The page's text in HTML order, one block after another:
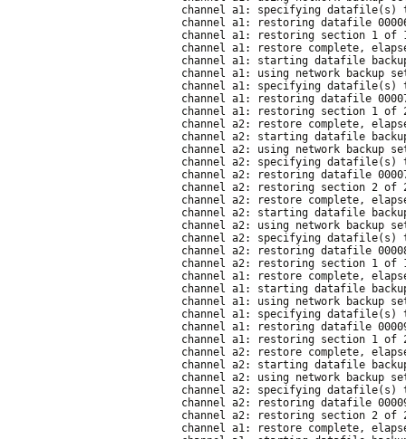
channel a1: specifying datafile(s)
channel a1: restoring datafile
channel a1: restoring section 1 of
channel a1: restore complete,
channel a1: starting datafile
channel a1: using network backup
channel a1: specifying datafile(s)
channel a1: restoring datafile
channel a1: restoring section 1 of
channel a2: restore complete,
channel a2: starting datafile
channel a2: using network backup
channel a2: specifying datafile(s)
channel a2: restoring datafile
channel a2: restoring section 2 of
channel a2: restore complete,
channel a2: starting datafile
channel a2: using network backup
channel a2: specifying datafile(s)
channel a2: restoring datafile
channel a2: restoring section 1 of
channel a1: restore complete,
channel a1: starting datafile
channel a1: using network backup
channel a1: specifying datafile(s)
channel a1: restoring datafile
channel a1: restoring section 1 of
channel a2: restore complete,
channel a2: starting datafile
channel a2: using network backup
channel a2: specifying datafile(s)
channel a2: restoring datafile
channel a2: restoring section 2 of
channel a1: restore complete,